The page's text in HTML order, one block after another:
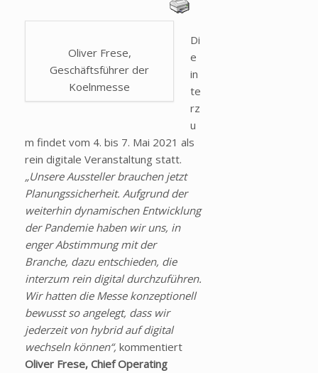
Oliver Frese,
Geschäftsführer der
Koelnmesse
Di
e
in
te
rz
u
m findet vom 4. bis 7. Mai 2021 als
rein digitale Veranstaltung statt.
„Unsere Aussteller brauchen jetzt
Planungssicherheit. Aufgrund der
weiterhin dynamischen Entwicklung
der Pandemie haben wir uns, in
enger Abstimmung mit der
Branche, dazu entschieden, die
interzum rein digital durchzuführen.
Wir hatten die Messe konzeptionell
bewusst so angelegt, dass wir
jederzeit von hybrid auf digital
wechseln können“, kommentiert
Oliver Frese, Chief Operating